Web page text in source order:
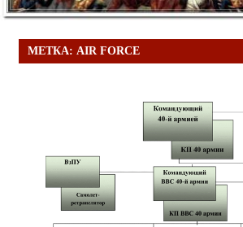
МЕТКА: AIR FORCE